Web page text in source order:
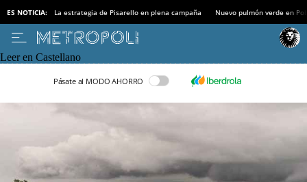
ES NOTICIA: La estrategia de Pisarello en plena campaña Nuevo pulmón verde en
Leer en Castellano
Pásate al MODO AHORRO